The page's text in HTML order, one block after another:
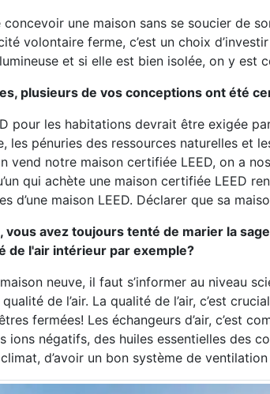
concevoir une maison sans se soucier de
volontaire ferme, c’est un choix
et si elle est bien isolée, on y est
plusieurs de vos conceptions ont été
pour les habitations devrait être exigée
les pénuries des ressources naturelles et
vend notre maison certifiée LEED, on a
qui achète une maison certifiée LEED
d’une maison LEED. Déclarer que sa
vous avez toujours tenté de marier la
de l'air intérieur par exemple?
neuve, il faut s’informer au niveau
de l’air. La qualité de l’air, c’est
fermées! Les échangeurs d’air, c’est
négatifs, des huiles essentielles des
d’avoir un bon système de